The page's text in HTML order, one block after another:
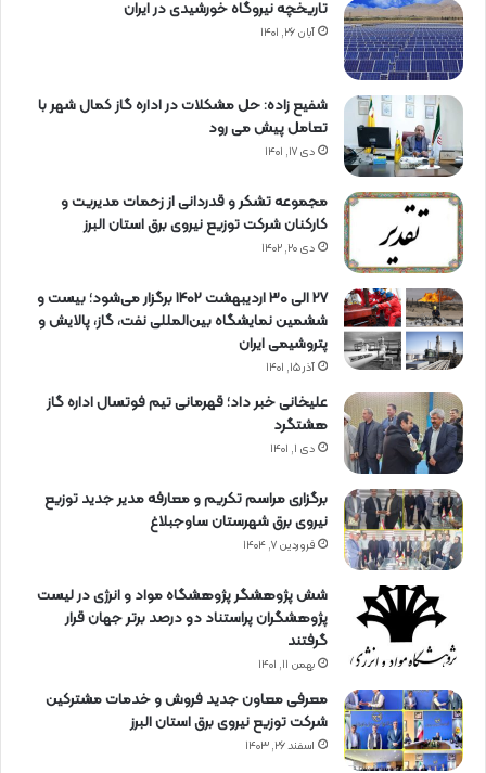
تاریخچه نیروگاه خورشیدی در ایران
آبان ۲۶, ۱۴۰۱
شفیع زاده: حل مشکلات در اداره گاز کمال شهر با
تعامل پیش می رود
دی ۱۷, ۱۴۰۱
مجموعه تشکر و قدردانی از زحمات مدیریت و
کارکنان شرکت توزیع نیروی برق استان البرز
دی ۲۰, ۱۴۰۲
27 الی 30 اردیبهشت 1402 برگزار می‌شود؛ بیست و
ششمین نمایشگاه بین‌المللی نفت، گاز، پالایش و
پتروشیمی ایران
آذر ۱۵, ۱۴۰۱
علیخانی خبر داد؛ قهرمانی تیم فوتسال اداره گاز
هشتگرد
دی ۱, ۱۴۰۱
برگزاری مراسم تكریم و معارفه مدیر جدید توزیع
نیروی برق شهرستان ساوجبلاغ
فروردین ۷, ۱۴۰۴
شش پژوهشگر پژوهشگاه مواد و انرژی در لیست
پژوهشگران پراستناد دو درصد برتر جهان قرار
گرفتند
بهمن ۱۱, ۱۴۰۱
معرفی معاون جدید فروش و خدمات مشتركین
شركت توزیع نیروی برق استان البرز
اسفند ۲۶, ۱۴۰۳